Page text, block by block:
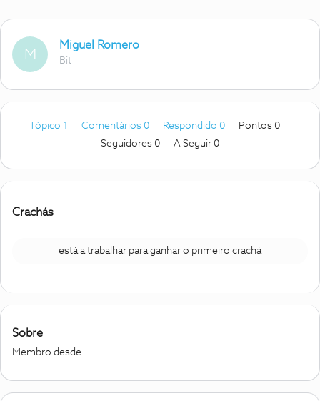
M
Miguel Romero
Bit
Tópico 1 Comentários 0 Respondido 0
Pontos 0
Seguidores 0 A Seguir 0
Crachás
está a trabalhar para ganhar o primeiro crachá
Sobre
Membro desde